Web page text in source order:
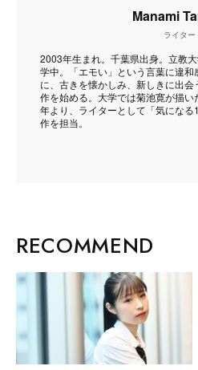
Manami
ライター
2003年生まれ。千葉県出身。立教
学中。「エモい」という言葉に違
に、古きを懐かしみ、新しきに出
作を始める。大学では菊池寛が描
年より、ライターとして「気にな
作を担当。
RECOMMEND